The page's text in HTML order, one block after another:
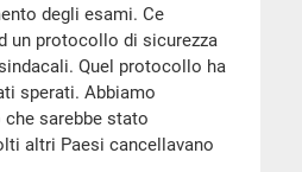
degli esami. Ce
un protocollo di sicurezza
Quel protocollo ha
sperati. Abbiamo
sarebbe stato
altri Paesi cancellavano